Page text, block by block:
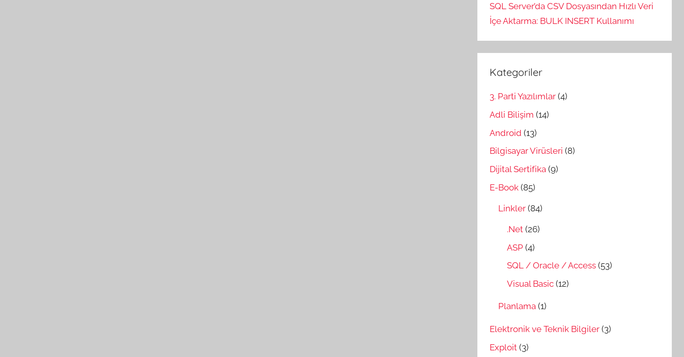
SQL Server’da CSV Dosyasından Hızlı Veri
İçe Aktarma: BULK INSERT Kullanımı
Kategoriler
3. Parti Yazılımlar (4)
Adli Bilişim (14)
Android (13)
Bilgisayar Virüsleri (8)
Dijital Sertifika (9)
E-Book (85)
Linkler (84)
.Net (26)
ASP (4)
SQL / Oracle / Access (53)
Visual Basic (12)
Planlama (1)
Elektronik ve Teknik Bilgiler (3)
Exploit (3)